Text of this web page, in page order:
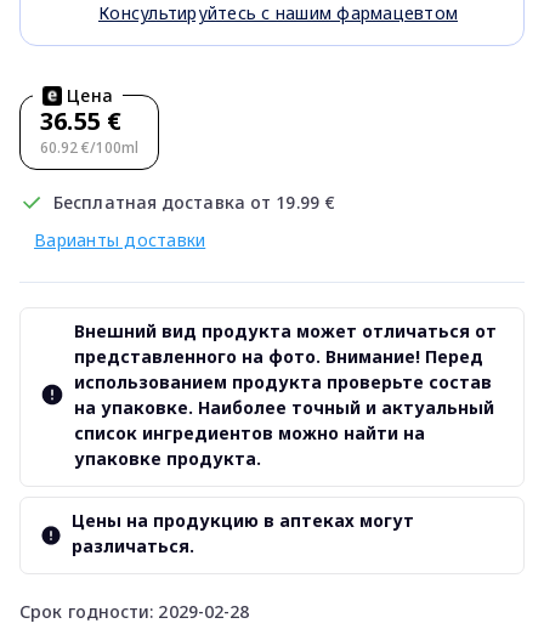
Консультируйтесь с нашим фармацевтом
Цена
36.55 €
60.92 €/100ml
Бесплатная доставка от 19.99 €
Варианты доставки
Срок годности: 2029-02-28
Внешний вид продукта может отличаться от
представленного на фото. Внимание! Перед
использованием продукта проверьте состав
на упаковке. Наиболее точный и актуальный
список ингредиентов можно найти на
упаковке продукта.
Цены на продукцию в аптеках могут
различаться.